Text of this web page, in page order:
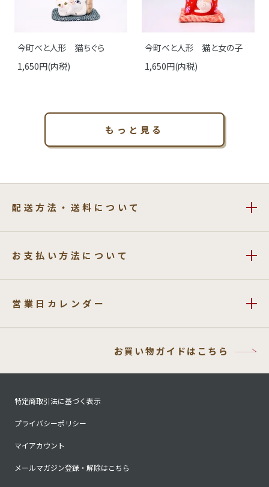
今町べと人形 猫ちぐら
1,650円(内税)
今町べと人形 猫と女の子
1,650円(内税)
もっと見る
配送方法・送料について
お支払い方法について
営業日カレンダー
お買い物ガイドはこちら
特定商取引法に基づく表示
プライバシーポリシー
マイアカウント
メールマガジン登録・解除はこちら